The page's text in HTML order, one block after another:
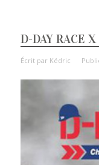
D-DAY RACE
Écrit par Kédric